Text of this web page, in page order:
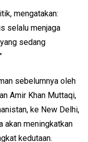
mengatakan:
selalu menjaga
sedang
sebelumnya oleh
Amir Khan Muttaqi,
ke New Delhi,
akan meningkatkan
kedutaan.